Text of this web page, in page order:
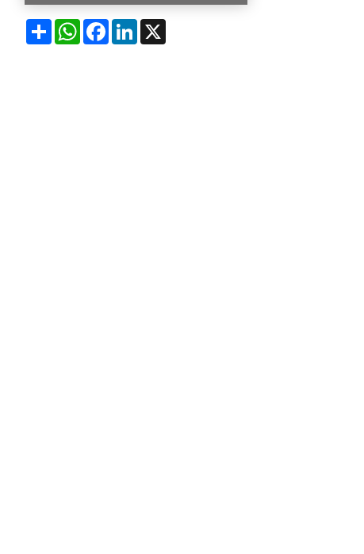
ShareWhatsApp
Facebook
LinkedIn
X